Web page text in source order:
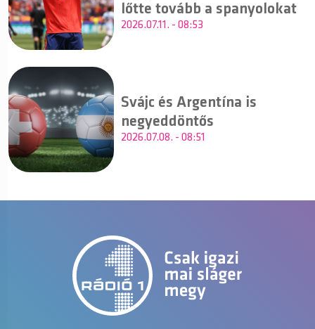
lőtte tovább a spanyolokat
2026.07.11. - 08:53
Svájc és Argentína is
negyeddöntős
2026.07.08. - 08:51